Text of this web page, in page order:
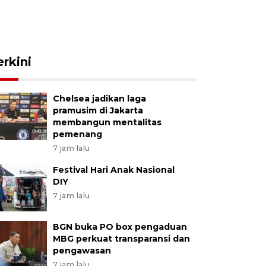
Chelsea jadikan laga
pramusim di Jakarta
membangun mentalitas
pemenang
7 jam lalu
Festival Hari Anak Nasional
DIY
7 jam lalu
BGN buka PO box pengaduan
MBG perkuat transparansi dan
pengawasan